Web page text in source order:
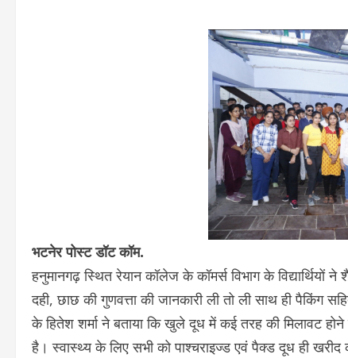
भटनेर पोस्ट डॉट कॉम.
हनुमानगढ़ स्थित रेयान कॉलेज के कॉमर्स विभाग के
दही, छाछ की गुणवत्ता की जानकारी ली तो ली साथ ही
के हितेश शर्मा ने बताया कि खुले दूध में कई तरह की मिलावट
है। स्वास्थ्य के लिए सभी को पाश्चराइज्ड एवं पैक्ड दूध ही खरीद